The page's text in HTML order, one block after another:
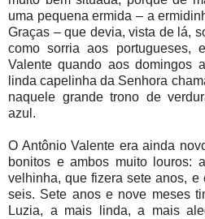
uma pequena ermida – a
Graças – que devia, vista de lá,
como sorria aos portugueses,
Valente quando aos domingos
linda capelinha da Senhora
naquele grande trono de
azul.
O Antônio Valente era ainda
bonitos e ambos muito louros:
velhinha, que fizera sete anos, e
seis. Sete anos e nove meses
Luzia, a mais linda, a mais